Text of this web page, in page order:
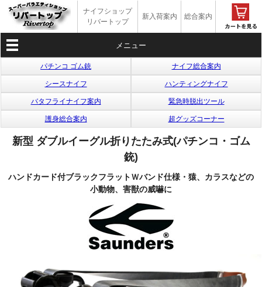
ナイフショップ
リバートップ
新入荷案内 総合案内
メニュー
パチンコ ゴム銃 ナイフ総合案内
シースナイフ ハンティングナイフ
バタフライナイフ案内 緊急時脱出ツール
護身総合案内 超グッズコーナー
新型 ダブルイーグル折りたたみ式(パチンコ・ゴム
銃)
ハンドカード付ブラックフラットＷバンド仕様・猿、カラスなどの
小動物、害獣の威嚇に